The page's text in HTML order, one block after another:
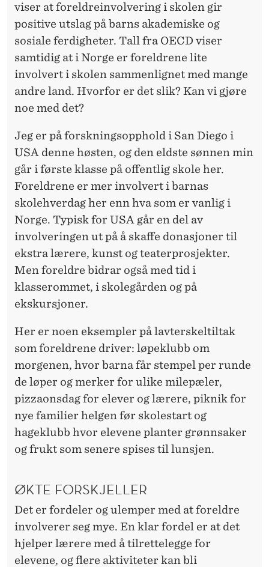
viser at foreldreinvolvering i skolen gir
positive utslag på barns akademiske og
sosiale ferdigheter. Tall fra OECD viser
samtidig at i Norge er foreldrene lite
involvert i skolen sammenlignet med mange
andre land. Hvorfor er det slik? Kan vi gjøre
noe med det?
Jeg er på forskningsopphold i San Diego i
USA denne høsten, og den eldste sønnen min
går i første klasse på offentlig skole her.
Foreldrene er mer involvert i barnas
skolehverdag her enn hva som er vanlig i
Norge. Typisk for USA går en del av
involveringen ut på å skaffe donasjoner til
ekstra lærere, kunst og teaterprosjekter.
Men foreldre bidrar også med tid i
klasserommet, i skolegården og på
ekskursjoner.
Her er noen eksempler på lavterskeltiltak
som foreldrene driver: løpeklubb om
morgenen, hvor barna får stempel per runde
de løper og merker for ulike milepæler,
pizzaonsdag for elever og lærere, piknik for
nye familier helgen før skolestart og
hageklubb hvor elevene planter grønnsaker
og frukt som senere spises til lunsjen.
ØKTE FORSKJELLER
Det er fordeler og ulemper med at foreldre
involverer seg mye. En klar fordel er at det
hjelper lærere med å tilrettelegge for
elevene, og flere aktiviteter kan bli